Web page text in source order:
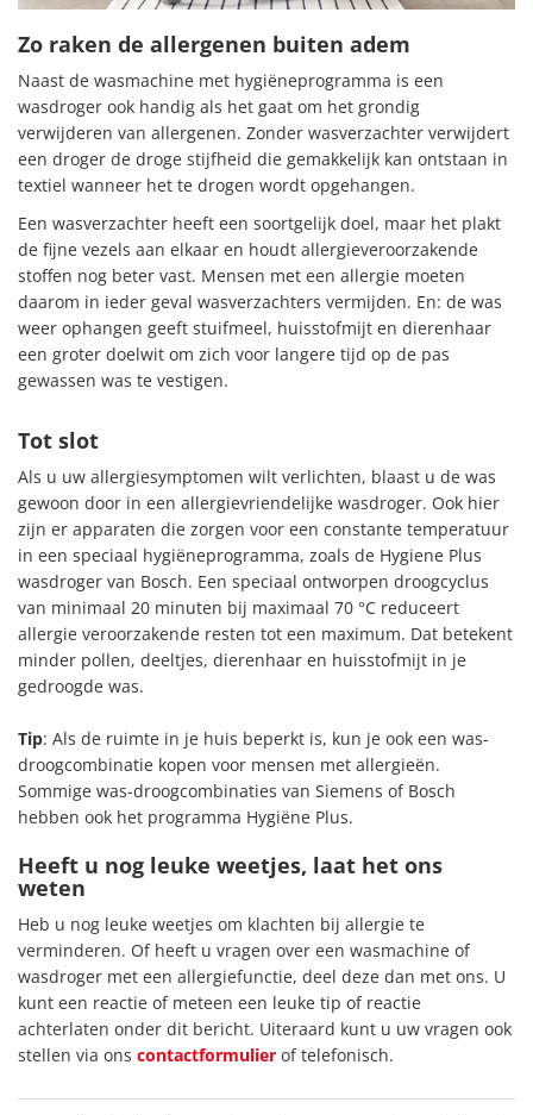
Zo raken de allergenen buiten adem
Naast de wasmachine met hygiëneprogramma is een
wasdroger ook handig als het gaat om het grondig
verwijderen van allergenen. Zonder wasverzachter verwijdert
een droger de droge stijfheid die gemakkelijk kan ontstaan ​​in
textiel wanneer het te drogen wordt opgehangen.
Een wasverzachter heeft een soortgelijk doel, maar het plakt
de fijne vezels aan elkaar en houdt allergieveroorzakende
stoffen nog beter vast. Mensen met een allergie moeten
daarom in ieder geval wasverzachters vermijden. En: de was
weer ophangen geeft stuifmeel, huisstofmijt en dierenhaar
een groter doelwit om zich voor langere tijd op de pas
gewassen was te vestigen.
Tot slot
Als u uw allergiesymptomen wilt verlichten, blaast u de was
gewoon door in een allergievriendelijke wasdroger. Ook hier
zijn er apparaten die zorgen voor een constante temperatuur
in een speciaal hygiëneprogramma, zoals de Hygiene Plus
wasdroger van Bosch. Een speciaal ontworpen droogcyclus
van minimaal 20 minuten bij maximaal 70 °C reduceert
allergie veroorzakende resten tot een maximum. Dat betekent
minder pollen, deeltjes, dierenhaar en huisstofmijt in je
gedroogde was.
Tip: Als de ruimte in je huis beperkt is, kun je ook een was-
droogcombinatie kopen voor mensen met allergieën.
Sommige was-droogcombinaties van Siemens of Bosch
hebben ook het programma Hygiëne Plus.
Heeft u nog leuke weetjes, laat het ons
weten
Heb u nog leuke weetjes om klachten bij allergie te
verminderen. Of heeft u vragen over een wasmachine of
wasdroger met een allergiefunctie, deel deze dan met ons. U
kunt een reactie of meteen een leuke tip of reactie
achterlaten onder dit bericht. Uiteraard kunt u uw vragen ook
stellen via ons contactformulier of telefonisch.